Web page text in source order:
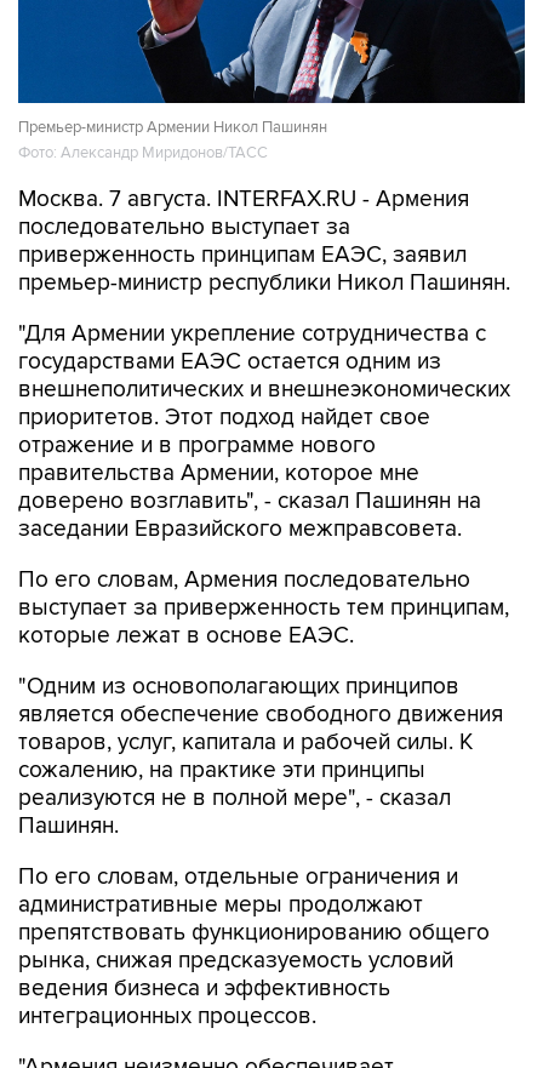
Премьер-министр Армении Никол Пашинян
Фото: Александр Миридонов/ТАСС
Москва. 7 августа. INTERFAX.RU - Армения
последовательно выступает за
приверженность принципам ЕАЭС, заявил
премьер-министр республики Никол Пашинян.
"Для Армении укрепление сотрудничества с
государствами ЕАЭС остается одним из
внешнеполитических и внешнеэкономических
приоритетов. Этот подход найдет свое
отражение и в программе нового
правительства Армении, которое мне
доверено возглавить", - сказал Пашинян на
заседании Евразийского межправсовета.
По его словам, Армения последовательно
выступает за приверженность тем принципам,
которые лежат в основе ЕАЭС.
"Одним из основополагающих принципов
является обеспечение свободного движения
товаров, услуг, капитала и рабочей силы. К
сожалению, на практике эти принципы
реализуются не в полной мере", - сказал
Пашинян.
По его словам, отдельные ограничения и
административные меры продолжают
препятствовать функционированию общего
рынка, снижая предсказуемость условий
ведения бизнеса и эффективность
интеграционных процессов.